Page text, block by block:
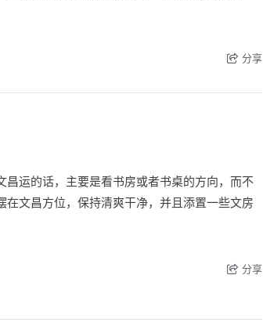
分享
运的话，主要是看书房或者书桌的方向，而不
文昌方位，保持清爽干净，并且添置一些文房
分享